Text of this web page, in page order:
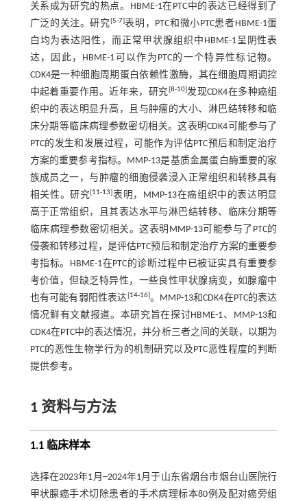
关系成为研究的热点。HBME-1在PTC中的表达已经得到了
广泛的关注。研究[5-7]表明，PTC和微小PTC患者HBME-1蛋
白均为表达阳性，而正常甲状腺组织中HBME-1呈阴性表
达，因此，HBME-1可以作为PTC的一个特异性标记物。
CDK4是一种细胞周期蛋白依赖性激酶，其在细胞周期调控
中起着重要作用。近年来，研究[8-10]发现CDK4在多种癌组
织中的表达明显升高，且与肿瘤的大小、淋巴结转移和临
床分期等临床病理参数密切相关。这表明CDK4可能参与了
PTC的发生和发展过程，可能作为评估PTC预后和制定治疗
方案的重要参考指标。MMP-13是基质金属蛋白酶重要的家
族成员之一，与肿瘤的细胞侵袭浸入正常组织和转移具有
相关性。研究[11-13]表明，MMP-13在癌组织中的表达明显
高于正常组织，且其表达水平与淋巴结转移、临床分期等
临床病理参数密切相关。这表明MMP-13可能参与了PTC的
侵袭和转移过程，是评估PTC预后和制定治疗方案的重要参
考指标。HBME-1在PTC的诊断过程中已被证实具有重要参
考价值，但缺乏特异性，一些良性甲状腺病变，如腺瘤中
也有可能有弱阳性表达[14-16]。MMP-13和CDK4在PTC的表达
情况鲜有文献报道。本研究旨在探讨HBME-1、MMP-13和
CDK4在PTC中的表达情况，并分析三者之间的关联，以期为
PTC的恶性生物学行为的机制研究以及PTC恶性程度的判断
提供参考。
1 资料与方法
1.1 临床样本
选择在2023年1月─2024年1月于山东省烟台市烟台山医院行
甲状腺癌手术切除患者的手术病理标本80例及配对癌旁组